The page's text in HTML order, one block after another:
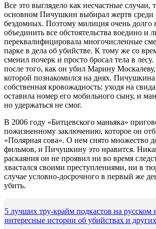
Все это выглядело как несчастные случаи,
основном Пичушкин выбирал жертв среди
бездомных. Поэтому милиция очень долго
объединить все обстоятельства воедино и
переквалифицировала многочисленные
парке в дела об убийстве. К тому же со
сменил почерк и просто бросал тела в
после того, как он убил Марину
которой познакомился на днях. Пичушкина
собственная кровожадность: уходя на
оставила номер его мобильного сыну, и
но удержаться не смог.
В 2006 году «Битцевского маньяка»
пожизненному заключению, которое он
«Полярная сова». О нем снято множество
фильмов, и Пичушкину это нравится.
раскаяния он не проявил ни во время
хвастался своими преступлениями, ни в
случае условно-досрочного в первый же
убить.
5 лучших тру-крайм подкастов на русском
интересные истории об убийствах и